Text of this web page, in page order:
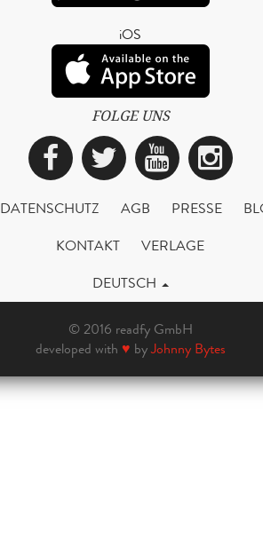
iOS
FOLGE UNS
Facebook
Twitter
DATENSCHUTZ AGB PRESSE
KONTAKT
VERLAGE
DEUTSCH
© 2016 readfy GmbH
developed with ♥ byJohnny Bytes